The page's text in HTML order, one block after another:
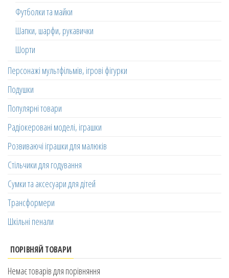
Футболки та майки
Шапки, шарфи, рукавички
Шорти
Персонажі мультфільмів, ігрові фігурки
Подушки
Популярні товари
Радіокеровані моделі, іграшки
Розвиваючі іграшки для малюків
Стільчики для годування
Сумки та аксесуари для дітей
Трансформери
Шкільні пенали
ПОРІВНЯЙ ТОВАРИ
Немає товарів для порівняння